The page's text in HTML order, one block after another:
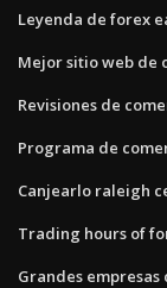
Leyenda de forex
Mejor sitio web de
Revisiones de
Programa de
Canjearlo raleigh
Trading hours of
Grandes